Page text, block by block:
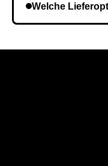
und wiederholen
Welche
Liefermethode